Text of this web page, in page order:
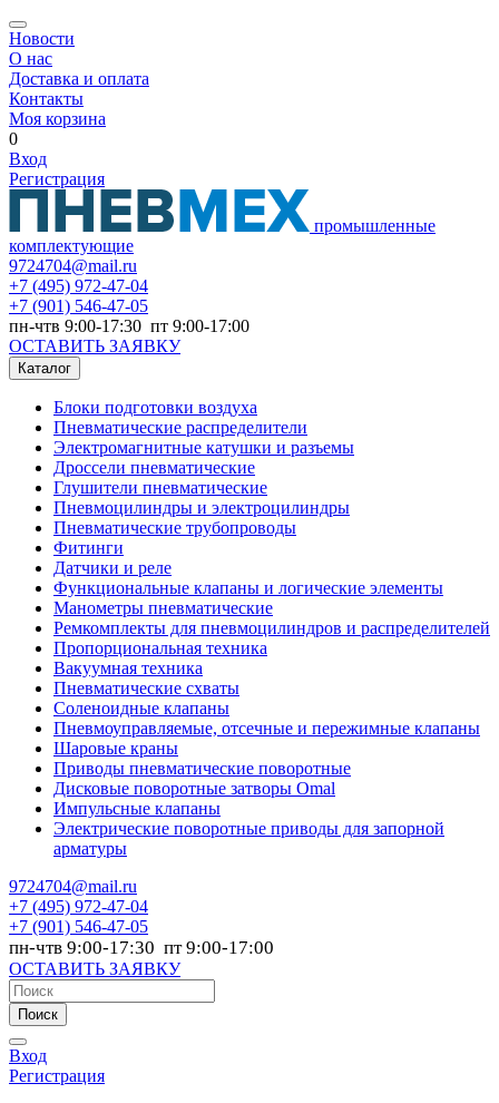
Новости
О нас
Доставка и оплата
Контакты
Моя корзина
0
Вход
Регистрация
промышленные
комплектующие
9724704@mail.ru
+7 (495) 972-47-04
+7 (901) 546-47-05
пн-чтв 9:00-17:30 пт 9:00-17:00
ОСТАВИТЬ ЗАЯВКУ
Каталог
Блоки подготовки воздуха
Пневматические распределители
Электромагнитные катушки и разъемы
Дроссели пневматические
Глушители пневматические
Пневмоцилиндры и электроцилиндры
Пневматические трубопроводы
Фитинги
Датчики и реле
Функциональные клапаны и логические элементы
Манометры пневматические
Ремкомплекты для пневмоцилиндров и распределителей
Пропорциональная техника
Вакуумная техника
Пневматические схваты
Соленоидные клапаны
Пневмоуправляемые, отсечные и пережимные клапаны
Шаровые краны
Приводы пневматические поворотные
Дисковые поворотные затворы Omal
Импульсные клапаны
Электрические поворотные приводы для запорной
арматуры
9724704@mail.ru
+7 (495) 972-47-04
+7 (901) 546-47-05
пн-чтв 9:00-17:30 пт 9:00-17:00
ОСТАВИТЬ ЗАЯВКУ
Поиск
Вход
Регистрация